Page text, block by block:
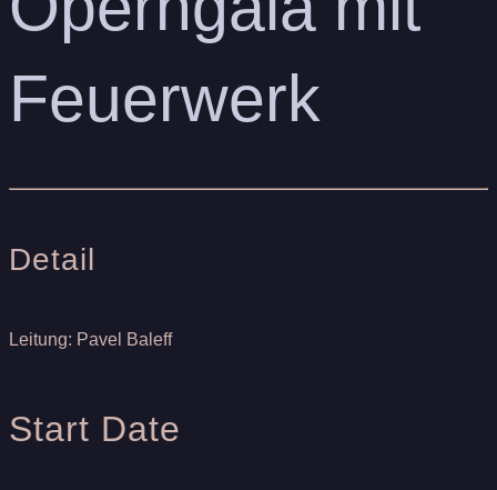
Feuerwerk
Detail
Leitung: Pavel Baleff
Start Date